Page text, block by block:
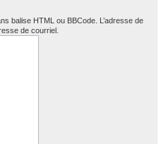
balise HTML ou BBCode. L’adresse de
de courriel.